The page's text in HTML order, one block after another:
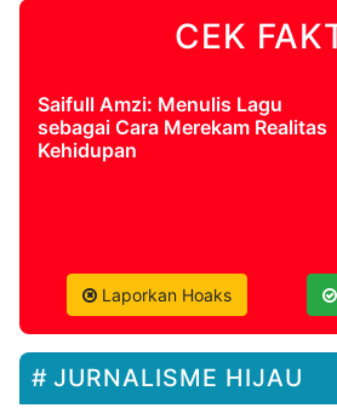
CEK
Saifull Amzi: Menulis Lagu
sebagai Cara Merekam Realitas
Kehidupan
Laporkan Hoaks
JURNALISME HIJAU